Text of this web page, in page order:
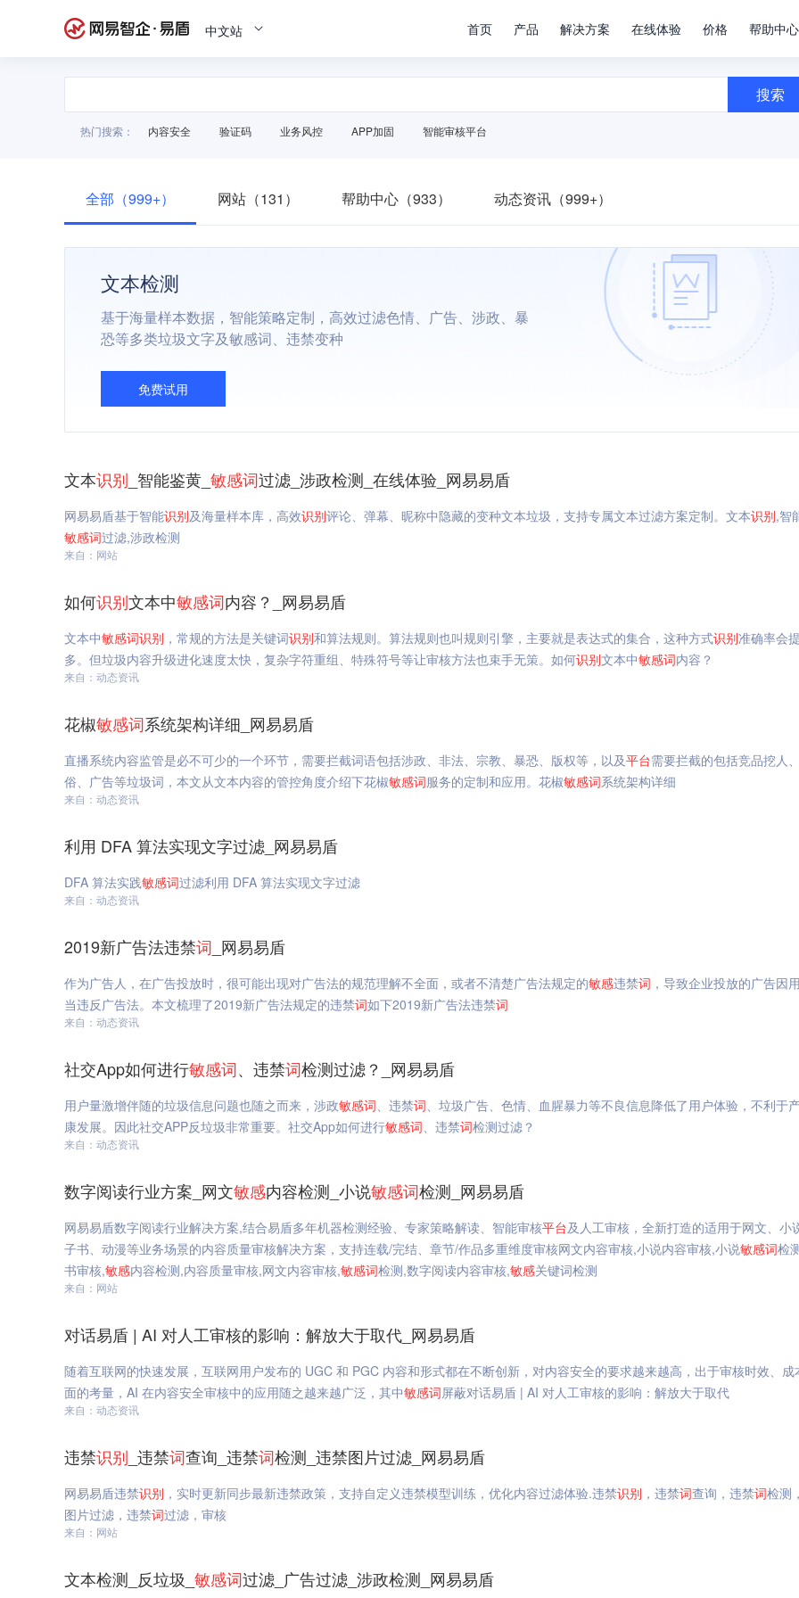
中文站 首页 产品 解决方案 在线体验 价格 帮助中心
搜索
热门搜索： 内容安全 验证码 业务风控 APP加固 智能审核平台
全部（999+） 网站（131） 帮助中心（933） 动态资讯（999+）
文本检测
基于海量样本数据，智能策略定制，高效过滤色情、广告、涉政、暴
恐等多类垃圾文字及敏感词、违禁变种
免费试用
文本识别 _智能鉴黄_ 敏感词过滤_涉政检测_在线体验_网易易盾
网易易盾基于智能识别及海量样本库，高效识别评论、弹幕、昵称中隐藏的变种文本垃圾，支持专属文本过滤方案定制。文本识别,智
敏感词过滤,涉政检测
来自：网站
如何识别文本中敏感词内容？_网易易盾
文本中敏感词识别 ，常规的方法是关键词识别和算法规则。算法规则也叫规则引擎，主要就是表达式的集合，这种方式识别准确率会
多。但垃圾内容升级进化速度太快，复杂字符重组、特殊符号等让审核方法也束手无策。如何识别文本中敏感词内容？
来自：动态资讯
花椒敏感词系统架构详细_网易易盾
直播系统内容监管是必不可少的一个环节，需要拦截词语包括涉政、非法、宗教、暴恐、版权等，以及平台需要拦截的包括竞品挖人
俗、广告等垃圾词，本文从文本内容的管控角度介绍下花椒敏感词服务的定制和应用。花椒敏感词系统架构详细
来自：动态资讯
利用 DFA 算法实现文字过滤_网易易盾
DFA 算法实践敏感词过滤利用 DFA 算法实现文字过滤
来自：动态资讯
2019新广告法违禁词 _网易易盾
作为广告人，在广告投放时，很可能出现对广告法的规范理解不全面，或者不清楚广告法规定的敏感违禁词 ，导致企业投放的广告因
当违反广告法。本文梳理了2019新广告法规定的违禁词如下2019新广告法违禁词
来自：动态资讯
社交App如何进行敏感词、违禁词检测过滤？_网易易盾
用户量激增伴随的垃圾信息问题也随之而来，涉政敏感词、违禁词、垃圾广告、色情、血腥暴力等不良信息降低了用户体验，不利于
康发展。因此社交APP反垃圾非常重要。社交App如何进行敏感词、违禁词检测过滤？
来自：动态资讯
数字阅读行业方案_网文敏感内容检测_小说敏感词检测_网易易盾
网易易盾数字阅读行业解决方案,结合易盾多年机器检测经验、专家策略解读、智能审核平台及人工审核，全新打造的适用于网文、小
子书、动漫等业务场景的内容质量审核解决方案，支持连载/完结、章节/作品多重维度审核网文内容审核,小说内容审核,小说敏感词检
书审核,敏感内容检测,内容质量审核,网文内容审核,敏感词检测,数字阅读内容审核,敏感关键词检测
来自：网站
对话易盾 | AI 对人工审核的影响：解放大于取代_网易易盾
随着互联网的快速发展，互联网用户发布的 UGC 和 PGC 内容和形式都在不断创新，对内容安全的要求越来越高，出于审核时效、成
面的考量，AI 在内容安全审核中的应用随之越来越广泛，其中敏感词屏蔽对话易盾 | AI 对人工审核的影响：解放大于取代
来自：动态资讯
违禁识别 _违禁词查询_违禁词检测_违禁图片过滤_网易易盾
网易易盾违禁识别 ，实时更新同步最新违禁政策，支持自定义违禁模型训练，优化内容过滤体验.违禁识别 ，违禁词查询，违禁词检测
图片过滤，违禁词过滤，审核
来自：网站
文本检测_反垃圾_ 敏感词过滤_广告过滤_涉政检测_网易易盾